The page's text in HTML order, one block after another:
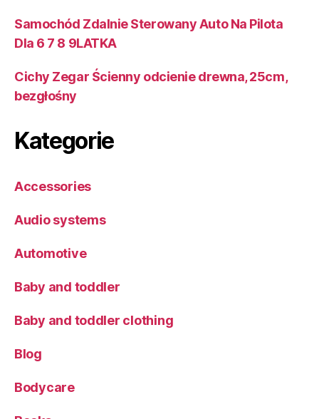
Samochód Zdalnie Sterowany Auto Na Pilota
Dla 6 7 8 9LATKA
Cichy Zegar Ścienny odcienie drewna, 25cm,
bezgłośny
Kategorie
Accessories
Audio systems
Automotive
Baby and toddler
Baby and toddler clothing
Blog
Bodycare